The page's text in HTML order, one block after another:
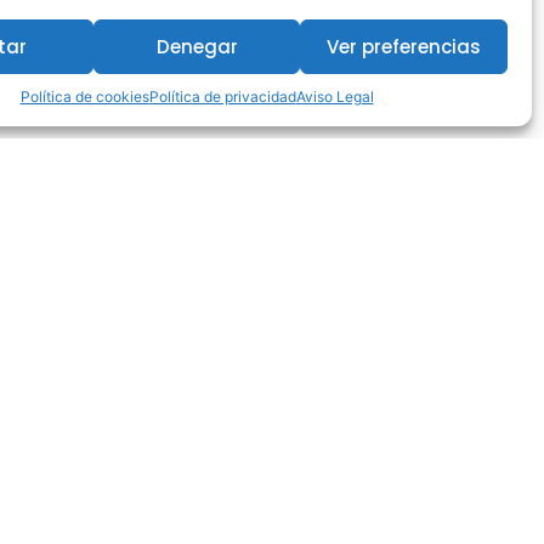
Denegar Ver preferencias
Política de cookiesPolítica de privacidadAviso Legal